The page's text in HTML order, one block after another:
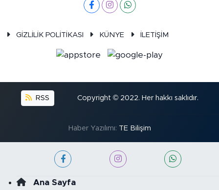
GİZLİLİK POLİTİKASI KÜNYE İLETİŞİM
RSS Copyright © 2022. Her hakkı saklıdır.
Haber Yazılımı: TE Bilişim
Ana Sayfa